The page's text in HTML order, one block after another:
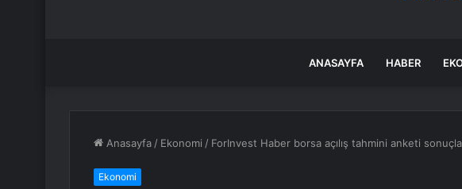
ANASAYFA HABER
Anasayfa / Ekonomi / ForInvest Haber borsa açılış tahmini anketi
Ekonomi